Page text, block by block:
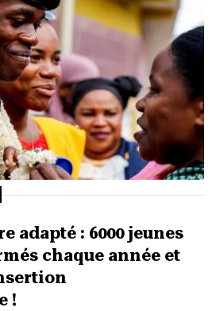
adapté : 6000 jeunes
chaque année et
!